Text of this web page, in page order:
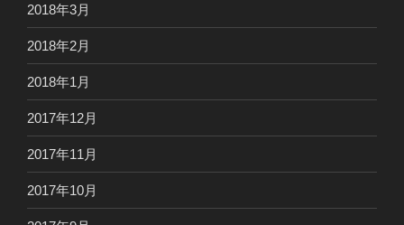
2018年3月
2018年2月
2018年1月
2017年12月
2017年11月
2017年10月